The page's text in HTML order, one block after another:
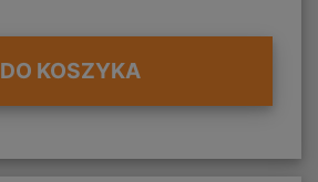
DO KOSZYKA